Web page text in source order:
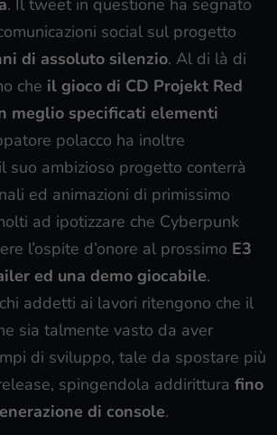
social sul progetto
di assoluto silenzio. Al di là di
che il gioco di CD Projekt Red
meglio specificati elementi
polacco ha inoltre
suo ambizioso progetto conterrà
ed animazioni di primissimo
ad ipotizzare che Cyberpunk
l’ospite d’onore al prossimo E3
ed una demo giocabile.
addetti ai lavori ritengono che il
sia talmente vasto da aver
di sviluppo, tale da spostare più
spingendola addirittura fino
di console.